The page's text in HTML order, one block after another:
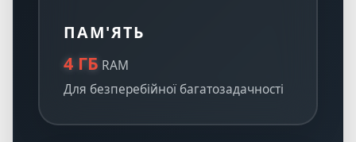
ПАМ'ЯТЬ
4 ГБ RAM
Для безперебійної багатозадачності